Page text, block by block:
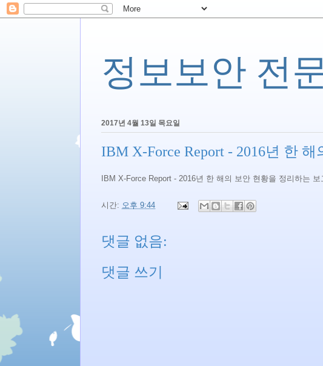
정보보안 전
2017년 4월 13일 목요일
IBM X-Force Report - 2016년 한
IBM X-Force Report - 2016년 한 해의 보안 현황을 정리하는 보
시간: 오후 9:44
댓글 없음:
댓글 쓰기